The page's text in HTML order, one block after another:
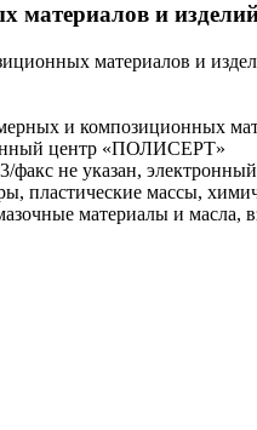
и
материалов и
и композиционных
центр «ПОЛИСЕРТ»
не указан, электронный
пластические массы,
материалы и масла,